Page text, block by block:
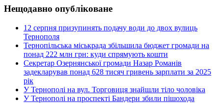
Нещодавно опубліковане
12 серпня призупинять подачу води до двох вулиць
Тернополя
Тернопільська міськрада збільшила бюджет громади на
понад 222 млн грн: куди спрямують кошти
Секретар Озернянської громади Назар Романів
задекларував понад 628 тисяч гривень зарплати за 2025
рік
У Тернополі на вул. Торговиця знайшли тіло чоловіка
У Тернополі на проспекті Бандери збили пішохода